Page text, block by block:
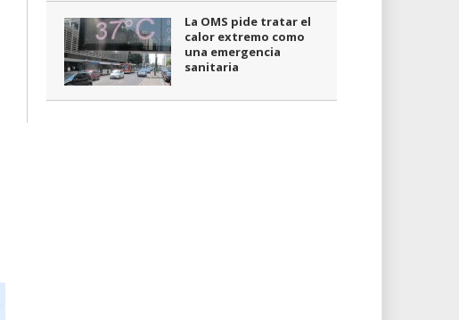
La OMS pide tratar el
calor extremo como
una emergencia
sanitaria